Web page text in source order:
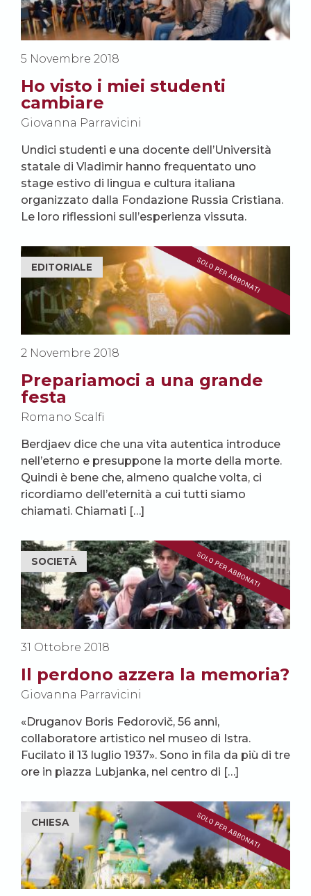
5 Novembre 2018
Ho visto i miei studenti
cambiare
Giovanna Parravicini
Undici studenti e una docente dell’Università
statale di Vladimir hanno frequentato uno
stage estivo di lingua e cultura italiana
organizzato dalla Fondazione Russia Cristiana.
Le loro riflessioni sull’esperienza vissuta.
EDITORIALE
2 Novembre 2018
Prepariamoci a una grande
festa
Romano Scalfi
Berdjaev dice che una vita autentica introduce
nell’eterno e presuppone la morte della morte.
Quindi è bene che, almeno qualche volta, ci
ricordiamo dell’eternità a cui tutti siamo
chiamati. Chiamati […]
SOCIETÀ
31 Ottobre 2018
Il perdono azzera la memoria?
Giovanna Parravicini
«Druganov Boris Fedorovič, 56 anni,
collaboratore artistico nel museo di Istra.
Fucilato il 13 luglio 1937». Sono in fila da più di tre
ore in piazza Lubjanka, nel centro di […]
CHIESA